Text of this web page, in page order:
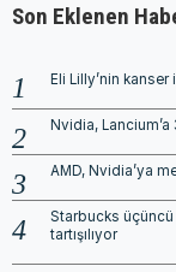
Son Eklenen
Eli Lilly’nin kanser
Nvidia, Lancium’a
AMD, Nvidia’ya
Starbucks üçüncü
tartışılıyor